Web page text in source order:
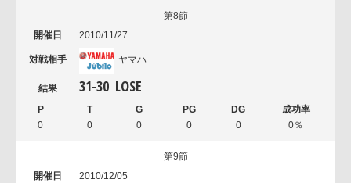
第8節
2010/11/27
ヤマハ
31-30 LOSE
0 0 0 0 0 0％
第9節
2010/12/05